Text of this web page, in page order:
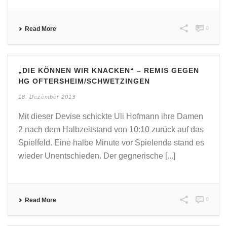
Read More 0
„DIE KÖNNEN WIR KNACKEN“ – REMIS GEGEN
HG OFTERSHEIM/SCHWETZINGEN
18. Dezember 2013
Mit dieser Devise schickte Uli Hofmann ihre Damen
2 nach dem Halbzeitstand von 10:10 zurück auf das
Spielfeld. Eine halbe Minute vor Spielende stand es
wieder Unentschieden. Der gegnerische [...]
Read More 0